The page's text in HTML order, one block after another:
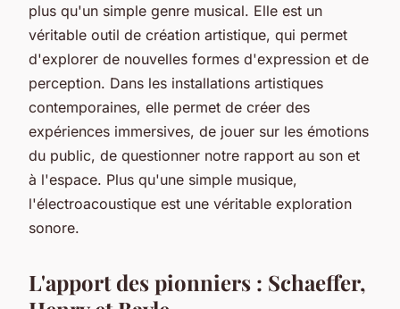
plus qu'un simple genre musical. Elle est un
véritable outil de création artistique, qui permet
d'explorer de nouvelles formes d'expression et de
perception. Dans les installations artistiques
contemporaines, elle permet de créer des
expériences immersives, de jouer sur les émotions
du public, de questionner notre rapport au son et
à l'espace. Plus qu'une simple musique,
l'électroacoustique est une véritable exploration
sonore.
L'apport des pionniers : Schaeffer,